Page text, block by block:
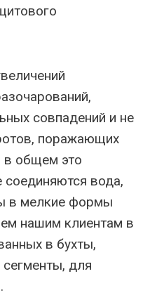
совпадений и не
поражающих
в общем это
соединяются вода,
в мелкие формы
нашим клиентам в
в бухты,
для